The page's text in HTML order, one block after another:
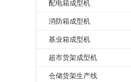
配电箱成型机
消防箱成型机
基业箱成型机
超市货架成型机
仓储货架生产线